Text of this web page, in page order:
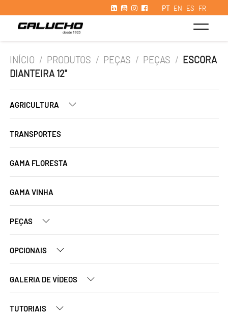
PT EN ES FR
INÍCIO / PRODUTOS / PEÇAS / PEÇAS / ESCORA
DIANTEIRA 12"
AGRICULTURA
TRANSPORTES
GAMA FLORESTA
GAMA VINHA
PEÇAS
OPCIONAIS
GALERIA DE VÍDEOS
TUTORIAIS